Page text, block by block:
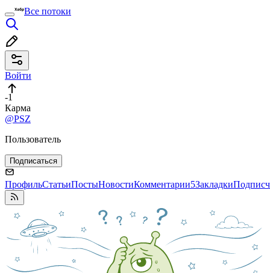
Все потоки
Войти
-1
Карма
@PSZ
Пользователь
Подписаться
ПрофильСтатьиПостыНовостиКомментарии5Закладки